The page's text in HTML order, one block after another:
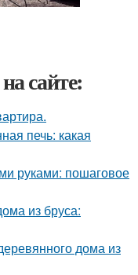
сайте:
печь: какая
руками: пошаговое
из бруса:
дома из